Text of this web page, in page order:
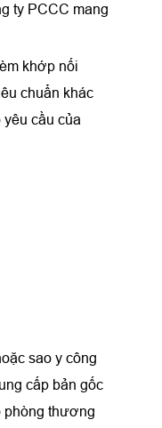
ty PCCC mang
khớp nối
chuẩn khác
cầu của
sao y công
cấp bản gốc
phòng thương